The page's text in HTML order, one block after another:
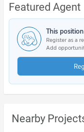
Featured Agent
This
Register as a
Add
Nearby